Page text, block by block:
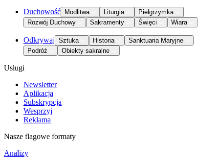
Duchowość Modlitwa Liturgia
Pielgrzymka
Rozwój Duchowy
Sakramenty Święci Wiara
Odkrywaj Sztuka Historia
Sanktuaria Maryjne
Podróż
Obiekty sakralne
Usługi
Newsletter
Aplikacja
Subskrypcja
Wesprzyj
Reklama
Nasze flagowe formaty
Analizy